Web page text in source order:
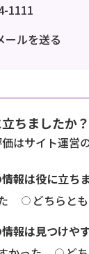
1111
ールを送る
ちましたか？
はサイト運営
報は役に立ち
どちらと
報は見つけや